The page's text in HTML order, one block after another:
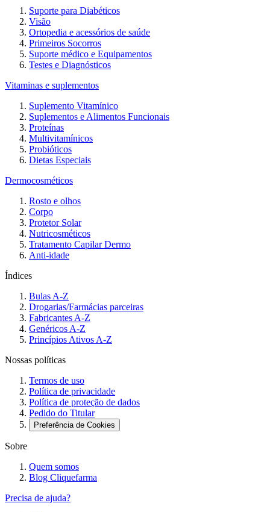
Suporte para Diabéticos
Visão
Ortopedia e acessórios de saúde
Primeiros Socorros
Suporte médico e Equipamentos
Testes e Diagnósticos
Vitaminas e suplementos
Suplemento Vitamínico
Suplementos e Alimentos Funcionais
Proteínas
Multivitamínicos
Probióticos
Dietas Especiais
Dermocosméticos
Rosto e olhos
Corpo
Protetor Solar
Nutricosméticos
Tratamento Capilar Dermo
Anti-idade
Índices
Bulas A-Z
Drogarias/Farmácias parceiras
Fabricantes A-Z
Genéricos A-Z
Princípios Ativos A-Z
Nossas políticas
Termos de uso
Política de privacidade
Política de proteção de dados
Pedido do Titular
Preferência de Cookies
Sobre
Quem somos
Blog Cliquefarma
Precisa de ajuda?